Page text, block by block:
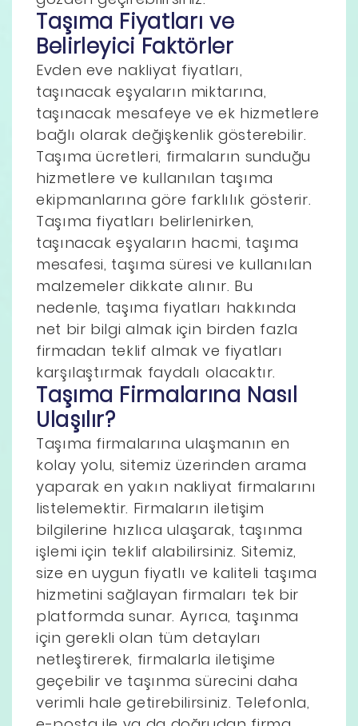
Taşıma Fiyatları ve
Belirleyici Faktörler
Evden eve nakliyat fiyatları,
taşınacak eşyaların miktarına,
taşınacak mesafeye ve ek hizmetlere
bağlı olarak değişkenlik gösterebilir.
Taşıma ücretleri, firmaların sunduğu
hizmetlere ve kullanılan taşıma
ekipmanlarına göre farklılık gösterir.
Taşıma fiyatları belirlenirken,
taşınacak eşyaların hacmi, taşıma
mesafesi, taşıma süresi ve kullanılan
malzemeler dikkate alınır. Bu
nedenle, taşıma fiyatları hakkında
net bir bilgi almak için birden fazla
firmadan teklif almak ve fiyatları
karşılaştırmak faydalı olacaktır.
Taşıma Firmalarına Nasıl
Ulaşılır?
Taşıma firmalarına ulaşmanın en
kolay yolu, sitemiz üzerinden arama
yaparak en yakın nakliyat firmalarını
listelemektir. Firmaların iletişim
bilgilerine hızlıca ulaşarak, taşınma
işlemi için teklif alabilirsiniz. Sitemiz,
size en uygun fiyatlı ve kaliteli taşıma
hizmetini sağlayan firmaları tek bir
platformda sunar. Ayrıca, taşınma
için gerekli olan tüm detayları
netleştirerek, firmalarla iletişime
geçebilir ve taşınma sürecini daha
verimli hale getirebilirsiniz. Telefonla,